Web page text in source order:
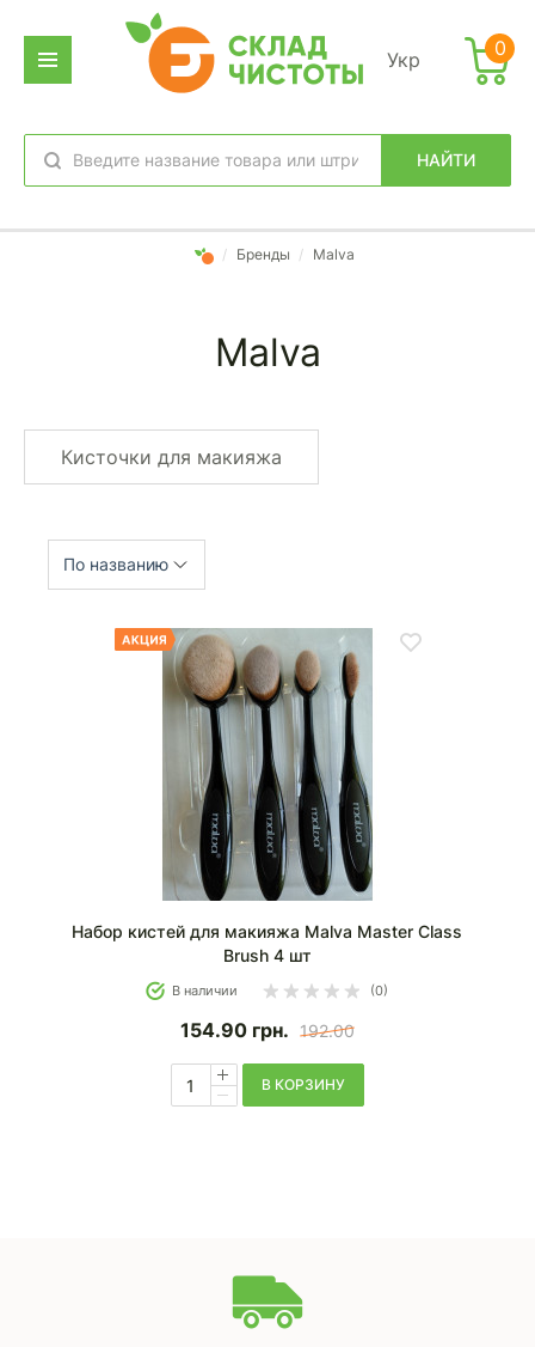
Укр
НАЙТИ
избранное вход
0
/ Бренды / Malva
Malva
Кисточки для макияжа
По названию
Набор кистей для макияжа Malva Master Class
Brush 4 шт
В наличии (0)
154.90 грн. 192.00
В КОРЗИНУ